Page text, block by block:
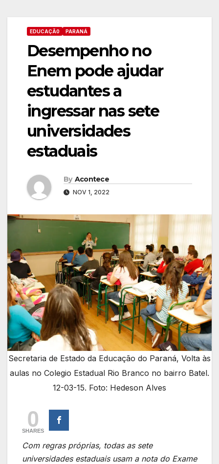
EDUCAÇÃ0 PARANÁ
Desempenho no
Enem pode ajudar
estudantes a
ingressar nas sete
universidades
estaduais
By Acontece
NOV 1, 2022
Secretaria de Estado da Educação do Paraná, Volta às
aulas no Colegio Estadual Rio Branco no bairro Batel.
12-03-15. Foto: Hedeson Alves
0
SHARES
Com regras próprias, todas as sete
universidades estaduais usam a nota do Exame